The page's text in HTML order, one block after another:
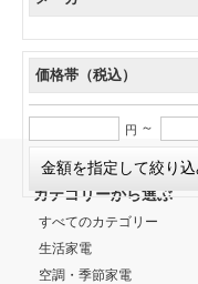
価格帯（税込）
円 ～
カテゴリーから選ぶ
すべてのカテゴリー
生活家電
空調・季節家電